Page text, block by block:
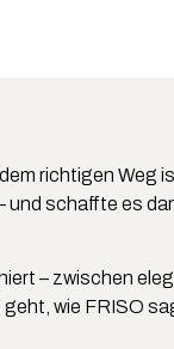
richtigen Weg
und schaffte es
– zwischen
wie FRISO